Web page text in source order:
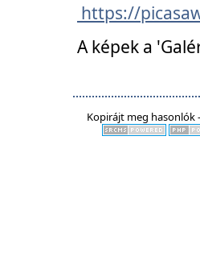
https://
A képek a
Kopirájt meg hasonlók